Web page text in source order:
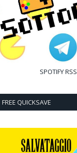
SPOTIFYRSS
FREE QUICKSAVE